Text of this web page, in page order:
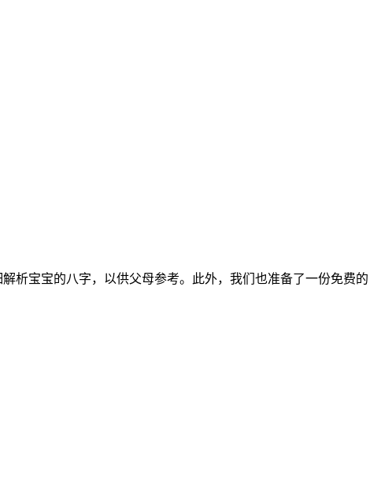
析宝宝的八字，以供父母参考。此外，我们也准备了一份免费的